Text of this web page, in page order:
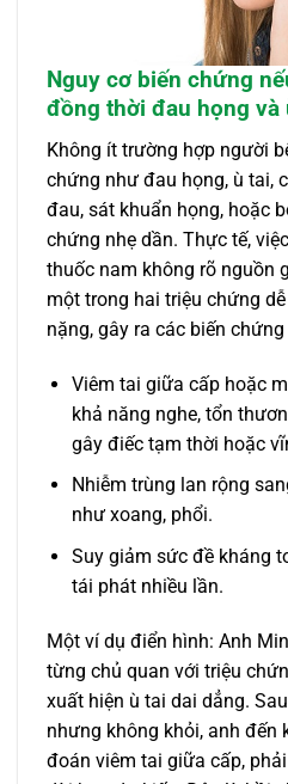
Nguy cơ biến chứng
đồng thời đau họng và
Không ít trường hợp người
chứng như đau họng, ù tai,
đau, sát khuẩn họng, hoặc
chứng nhẹ dần. Thực tế,
thuốc nam không rõ nguồn
một trong hai triệu chứng
nặng, gây ra các biến
Viêm tai giữa cấp hoặc
khả năng nghe, tổn
gây điếc tạm thời hoặc
Nhiễm trùng lan rộng
như xoang, phổi.
Suy giảm sức đề kháng
tái phát nhiều lần.
Một ví dụ điển hình: Anh
từng chủ quan với triệu
xuất hiện ù tai dai dẳng.
nhưng không khỏi, anh đến
đoán viêm tai giữa cấp,